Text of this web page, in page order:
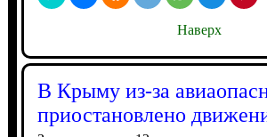
Наверх
В Крыму из-за
приостановлено